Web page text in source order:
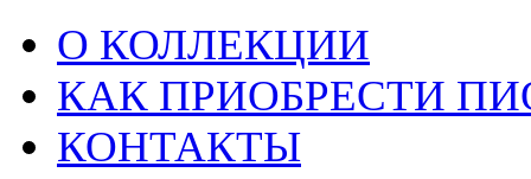
О КОЛЛЕКЦИИ
КАК ПРИОБРЕСТИ
КОНТАКТЫ